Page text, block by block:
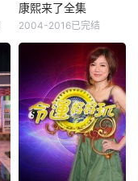
康熙来了全集
2004-2016已完结